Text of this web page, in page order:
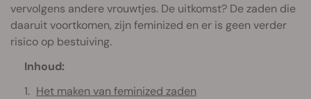
vervolgens andere vrouwtjes. De uitkomst? De zaden die
daaruit voortkomen, zijn feminized en er is geen verder
risico op bestuiving.
Inhoud:
Het maken van feminized zaden